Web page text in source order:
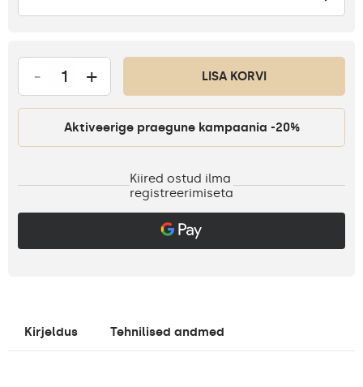
- + LISA KORVI
Aktiveerige praegune kampaania -20%
Kiired ostud ilma
registreerimiseta
Kirjeldus Tehnilised andmed